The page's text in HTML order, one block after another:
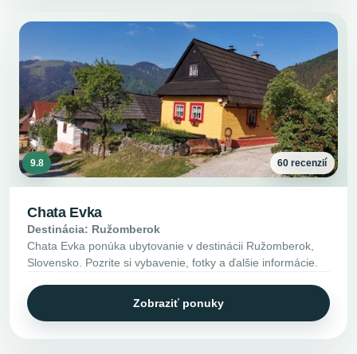
9.8 60 recenzií
Chata Evka
Destinácia: Ružomberok
Chata Evka ponúka ubytovanie v destinácii Ružomberok,
Slovensko. Pozrite si vybavenie, fotky a ďalšie informácie.
Zobraziť ponuky